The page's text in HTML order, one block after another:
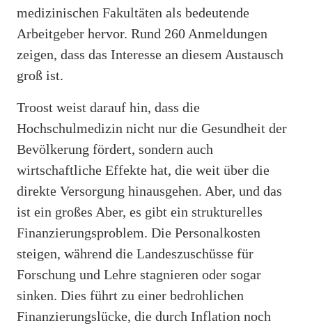
medizinischen Fakultäten als bedeutende
Arbeitgeber hervor. Rund 260 Anmeldungen
zeigen, dass das Interesse an diesem Austausch
groß ist.
Troost weist darauf hin, dass die
Hochschulmedizin nicht nur die Gesundheit der
Bevölkerung fördert, sondern auch
wirtschaftliche Effekte hat, die weit über die
direkte Versorgung hinausgehen. Aber, und das
ist ein großes Aber, es gibt ein strukturelles
Finanzierungsproblem. Die Personalkosten
steigen, während die Landeszuschüsse für
Forschung und Lehre stagnieren oder sogar
sinken. Dies führt zu einer bedrohlichen
Finanzierungslücke, die durch Inflation noch